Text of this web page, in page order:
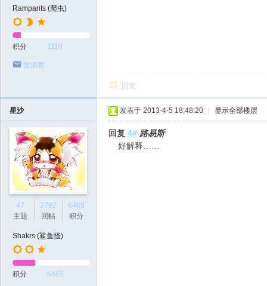
Rampants (爬虫)
积分 1110
发消息
回复
星沙
47
主题
2792
回帖
6465
积分
Shakrs (鲨鱼怪)
积分 6465
发表于 2013-4-5 18:48:20 显示全部楼层
回复 4# 路易斯
好解释……